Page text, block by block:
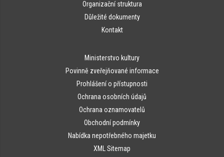
Organizační struktura
Důležité dokumenty
Kontakt
Ministerstvo kultury
Povinně zveřejňované informace
Prohlášení o přístupnosti
Ochrana osobních údajů
Ochrana oznamovatelů
Obchodní podmínky
Nabídka nepotřebného majetku
XML Sitemap